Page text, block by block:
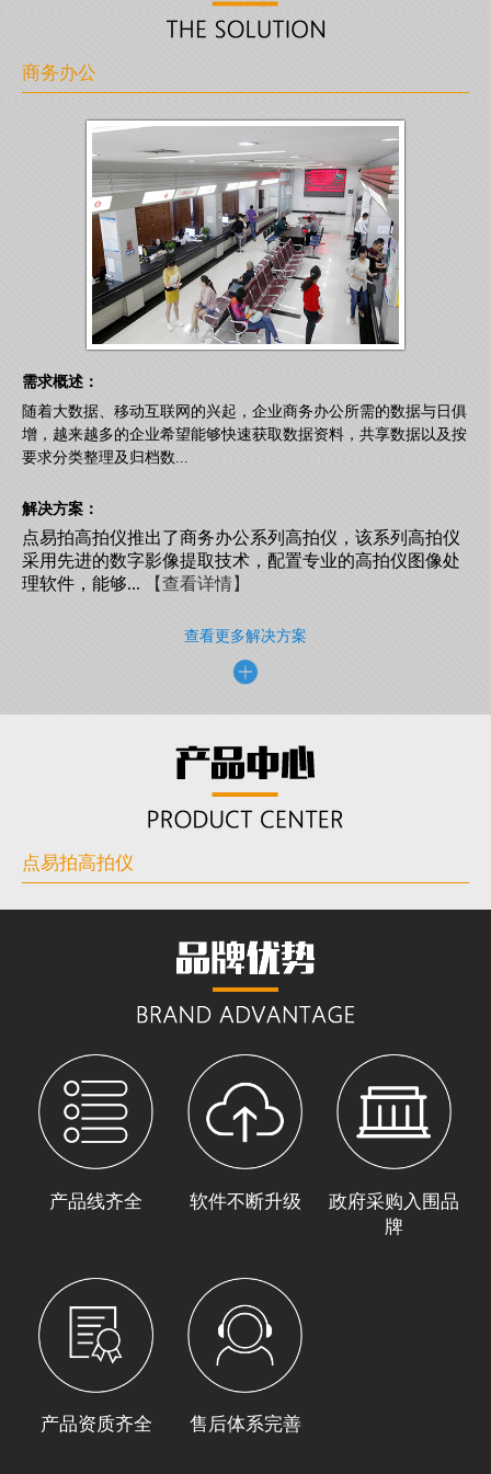
商务办公
需求概述：
随着大数据、移动互联网的兴起，企业商务办公所需的数据与日俱
增，越来越多的企业希望能够快速获取数据资料，共享数据以及按
要求分类整理及归档数...
解决方案：
点易拍高拍仪推出了商务办公系列高拍仪，该系列高拍仪
采用先进的数字影像提取技术，配置专业的高拍仪图像处
理软件，能够...【查看详情】
查看更多解决方案
点易拍高拍仪
产品线齐全 软件不断升级
政府采购入围品
牌
产品资质齐全 售后体系完善